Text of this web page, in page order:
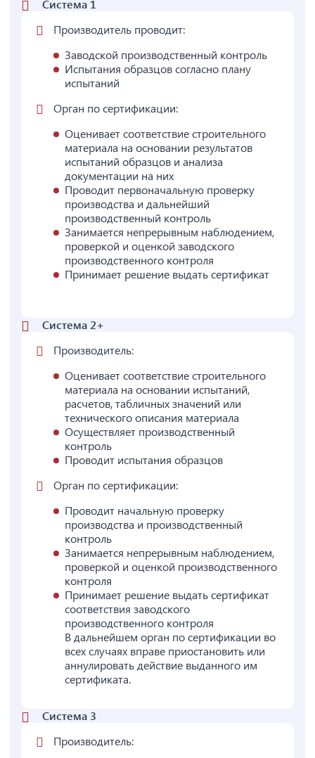
Система 1
Производитель проводит:
Заводской производственный контроль
Испытания образцов согласно плану
испытаний
Орган по сертификации:
Оценивает соответствие строительного
материала на основании результатов
испытаний образцов и анализа
документации на них
Проводит первоначальную проверку
производства и дальнейший
производственный контроль
Занимается непрерывным наблюдением,
проверкой и оценкой заводского
производственного контроля
Принимает решение выдать сертификат
Система 2+
Производитель:
Оценивает соответствие строительного
материала на основании испытаний,
расчетов, табличных значений или
технического описания материала
Осуществляет производственный
контроль
Проводит испытания образцов
Орган по сертификации:
Проводит начальную проверку
производства и производственный
контроль
Занимается непрерывным наблюдением,
проверкой и оценкой производственного
контроля
Принимает решение выдать сертификат
соответствия заводского
производственного контроля
В дальнейшем орган по сертификации во
всех случаях вправе приостановить или
аннулировать действие выданного им
сертификата.
Система 3
Производитель: